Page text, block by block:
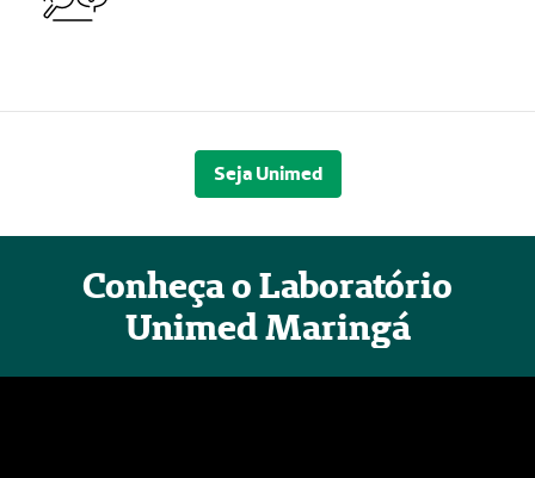
Seja Unimed
Conheça o Laboratório
Unimed Maringá